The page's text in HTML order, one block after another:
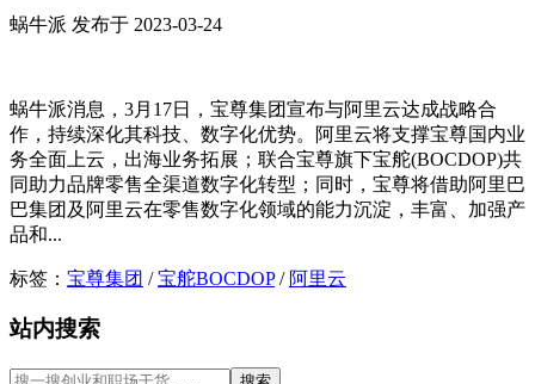
蜗牛派 发布于 2023-03-24
蜗牛派消息，3月17日，宝尊集团宣布与阿里云达成战略合
作，持续深化其科技、数字化优势。阿里云将支撑宝尊国内业
务全面上云，出海业务拓展；联合宝尊旗下宝舵(BOCDOP)共
同助力品牌零售全渠道数字化转型；同时，宝尊将借助阿里巴
巴集团及阿里云在零售数字化领域的能力沉淀，丰富、加强产
品和...
标签： 宝尊集团 /宝舵BOCDOP/ 阿里云
站内搜索